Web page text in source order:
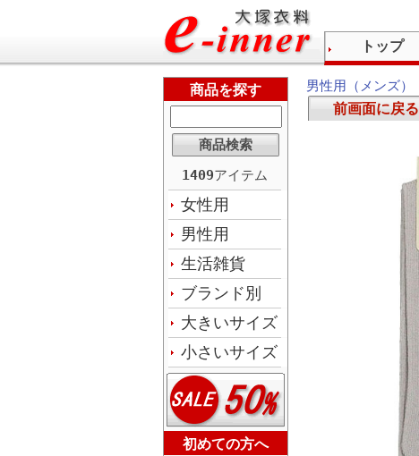
男性用（メンズ）
前画面に戻る
商品を探す
1409アイテム
女性用
男性用
生活雑貨
ブランド別
大きいサイズ
小さいサイズ
初めての方へ
トップ